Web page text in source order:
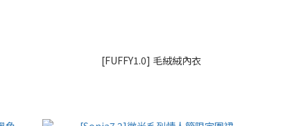
[FUFFY1.0] 毛絨絨內衣